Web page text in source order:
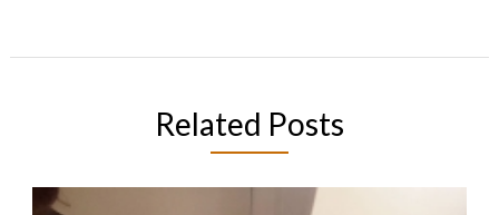
Related Posts